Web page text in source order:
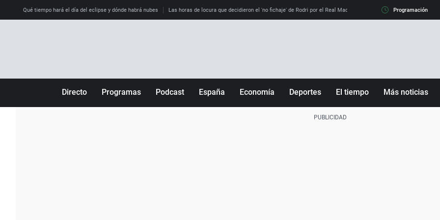
Qué tiempo hará el día del eclipse y dónde habrá nubes Las horas de locura que decidieron el 'no fichaje' de Rodri por el Real Madrid y su 'sí' al Barça La llamada
Programación
Directo Programas Podcast España Economía Deportes El tiempo Más noticias